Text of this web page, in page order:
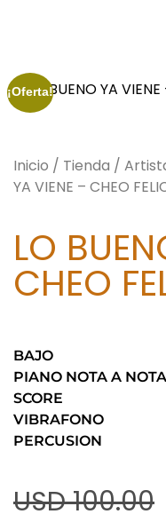
¡Oferta!
Inicio / Tienda /
YA VIENE – CHEO
LO
CHEO
BAJO
PIANO NOTA A NOTA
SCORE
VIBRAFONO
PERCUSION
USD 100.00